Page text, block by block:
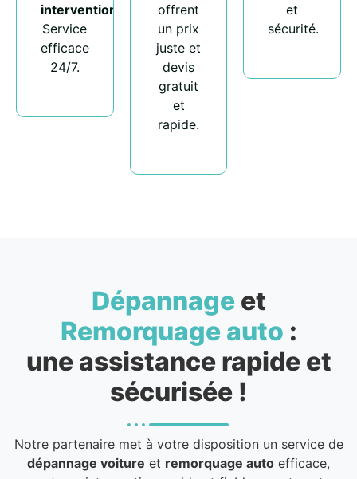
intervention
Service
efficace
24/7.
offrent
un prix
juste et
devis
gratuit
et
rapide.
et
sécurité.
Dépannageet
Remorquage auto :
une assistance rapide et
sécurisée !
Notre partenaire met à votre disposition un service de
dépannage voiture et remorquage auto efficace,